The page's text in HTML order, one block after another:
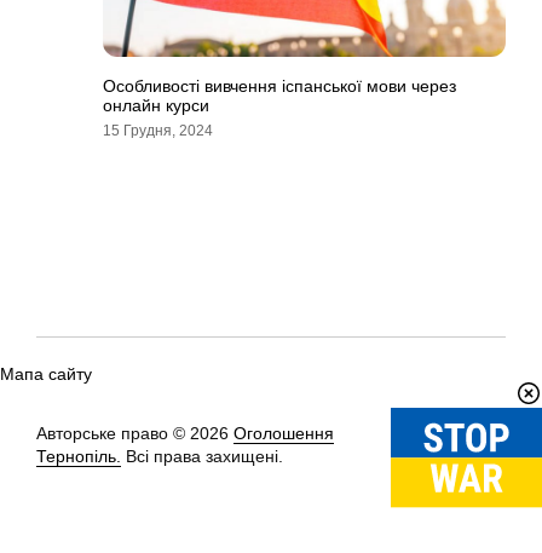
Особливості вивчення іспанської мови через
онлайн курси
15 Грудня, 2024
Мапа сайту
Авторське право © 2026 Оголошення
Тернопіль. Всі права захищені.
Вгору↑